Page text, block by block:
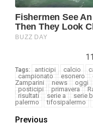
Tags: anticipi calcio
campionato
esonero
Zamparini
news oggi
posticipi
primavera
risultati
serie a serie b
palermo
tifosipalermo
Previous